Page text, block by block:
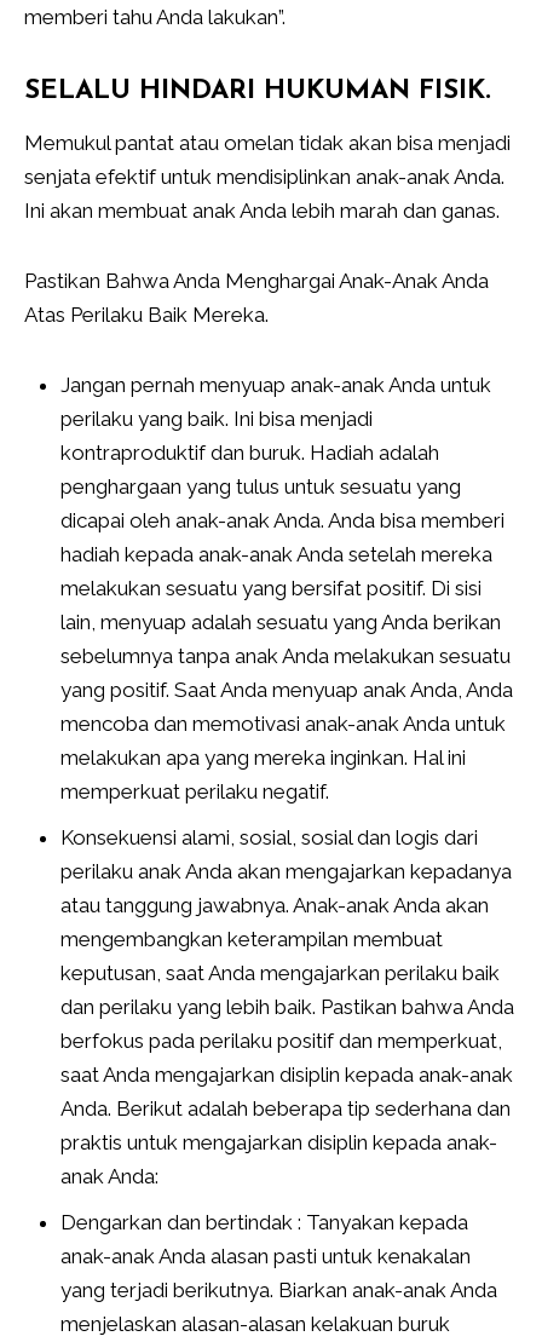
memberi tahu Anda lakukan”.
SELALU HINDARI HUKUMAN FISIK.
Memukul pantat atau omelan tidak akan bisa menjadi
senjata efektif untuk mendisiplinkan anak-anak Anda.
Ini akan membuat anak Anda lebih marah dan ganas.
Pastikan Bahwa Anda Menghargai Anak-Anak Anda
Atas Perilaku Baik Mereka.
Jangan pernah menyuap anak-anak Anda untuk
perilaku yang baik. Ini bisa menjadi
kontraproduktif dan buruk. Hadiah adalah
penghargaan yang tulus untuk sesuatu yang
dicapai oleh anak-anak Anda. Anda bisa memberi
hadiah kepada anak-anak Anda setelah mereka
melakukan sesuatu yang bersifat positif. Di sisi
lain, menyuap adalah sesuatu yang Anda berikan
sebelumnya tanpa anak Anda melakukan sesuatu
yang positif. Saat Anda menyuap anak Anda, Anda
mencoba dan memotivasi anak-anak Anda untuk
melakukan apa yang mereka inginkan. Hal ini
memperkuat perilaku negatif.
Konsekuensi alami, sosial, sosial dan logis dari
perilaku anak Anda akan mengajarkan kepadanya
atau tanggung jawabnya. Anak-anak Anda akan
mengembangkan keterampilan membuat
keputusan, saat Anda mengajarkan perilaku baik
dan perilaku yang lebih baik. Pastikan bahwa Anda
berfokus pada perilaku positif dan memperkuat,
saat Anda mengajarkan disiplin kepada anak-anak
Anda. Berikut adalah beberapa tip sederhana dan
praktis untuk mengajarkan disiplin kepada anak-
anak Anda:
Dengarkan dan bertindak : Tanyakan kepada
anak-anak Anda alasan pasti untuk kenakalan
yang terjadi berikutnya. Biarkan anak-anak Anda
menjelaskan alasan-alasan kelakuan buruk